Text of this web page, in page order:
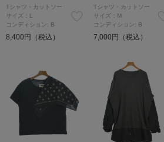
Tシャツ・カットソー
サイズ：L
コンディション: B
8,400円（税込）
Tシャツ・カットソー
サイズ：M
コンディション: B
7,000円（税込）